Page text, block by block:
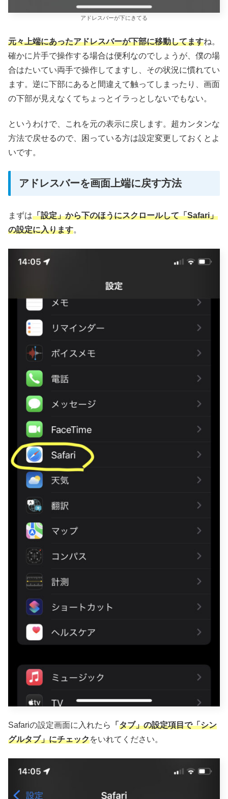
アドレスバーが下にきてる
元々上端にあったアドレスバーが下部に移動してますね。
確かに片手で操作する場合は便利なのでしょうが、僕の場
合はたいてい両手で操作してますし、その状況に慣れてい
ます。逆に下部にあると間違えて触ってしまったり、画面
の下部が見えなくてちょっとイラっとしないでもない。
というわけで、これを元の表示に戻します。超カンタンな
方法で戻せるので、困っている方は設定変更しておくとよ
いです。
アドレスバーを画面上端に戻す方法
まずは「設定」から下のほうにスクロールして「Safari」
の設定に入ります。
Safariの設定画面に入れたら 「 タブ」の設定項目で「シン
グルタブ」にチェックをいれてください。